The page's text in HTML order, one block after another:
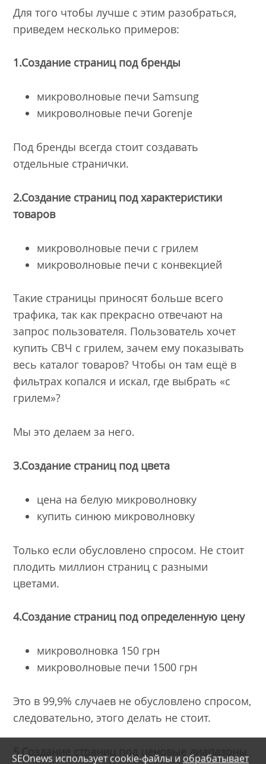
Для того чтобы лучше с этим разобраться,
приведем несколько примеров:
1.Создание страниц под бренды
микроволновые печи Samsung
микроволновые печи Gorenje
Под бренды всегда стоит создавать
отдельные странички.
2.Создание страниц под характеристики
товаров
микроволновые печи с грилем
микроволновые печи с конвекцией
Такие страницы приносят больше всего
трафика, так как прекрасно отвечают на
запрос пользователя. Пользователь хочет
купить СВЧ с грилем, зачем ему показывать
весь каталог товаров? Чтобы он там ещё в
фильтрах копался и искал, где выбрать «с
грилем»?
Мы это делаем за него.
3.Создание страниц под цвета
цена на белую микроволновку
купить синюю микроволновку
Только если обусловлено спросом. Не стоит
плодить миллион страниц с разными
цветами.
4.Создание страниц под определенную цену
микроволновка 150 грн
микроволновые печи 1500 грн
Это в 99,9% случаев не обусловлено спросом,
следовательно, этого делать не стоит.
5.Создание страниц под ценовые диапазоны
SEOnews использует cookie-файлы и обрабатывает